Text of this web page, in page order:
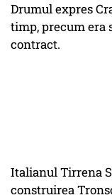
Drumul expres
timp, precum era
contract.
Italianul Tirrena
construirea